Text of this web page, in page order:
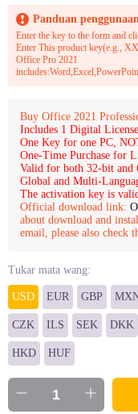
Panduan
Enter the key to the form and
Enter This product
Office Pro 2021
Buy Office 2021
Includes 1 Digital
One Key for one PC,
One-Time Purchase for
Valid for both 32-bit and
Global and Multi-
The activation key is
Official download link:
about download and
email, please also check
Tukar mata wang:
USD EUR GBP
CZK ILS SEK DKK
HKD HUF